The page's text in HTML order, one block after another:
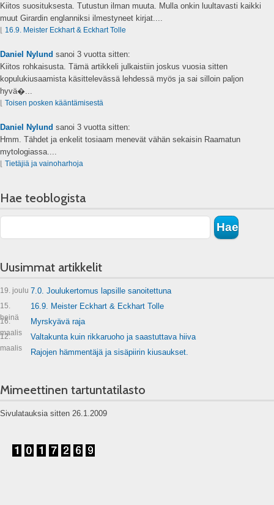
Kiitos suosituksesta. Tutustun ilman muuta. Mulla onkin luultavasti kaikki
muut Girardin englanniksi ilmestyneet kirjat....
⌊ 16.9. Meister Eckhart & Eckhart Tolle
Daniel Nylund sanoi 3 vuotta sitten:
Kiitos rohkaisusta. Tämä artikkeli julkaistiin joskus vuosia sitten
kopulukiusaamista käsittelevässä lehdessä myös ja sai silloin paljon
hyvä�...
⌊ Toisen posken kääntämisestä
Daniel Nylund sanoi 3 vuotta sitten:
Hmm. Tähdet ja enkelit tosiaam menevät vähän sekaisin Raamatun
mytologiassa....
⌊ Tietäjiä ja vainoharhoja
Hae teoblogista
Uusimmat artikkelit
19. joulu 7.0. Joulukertomus lapsille sanoitettuna
15.
heinä
16.9. Meister Eckhart & Eckhart Tolle
16.
maalis
Myrskyävä raja
12.
maalis
Valtakunta kuin rikkaruoho ja saastuttava hiiva
Rajojen hämmentäjä ja sisäpiirin kiusaukset.
Mimeettinen tartuntatilasto
Sivulatauksia sitten 26.1.2009